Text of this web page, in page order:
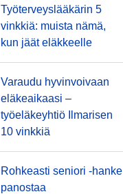
Työterveyslääkärin 5
vinkkiä: muista nämä,
kun jäät eläkkeelle
Varaudu hyvinvoivaan
eläkeaikaasi –
työeläkeyhtiö Ilmarisen
10 vinkkiä
Rohkeasti seniori -hanke
panostaa